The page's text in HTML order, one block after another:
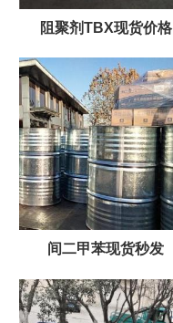
阻聚剂TBX现货价格
间二甲苯现货秒发